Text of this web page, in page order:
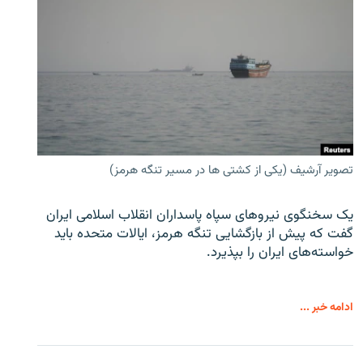
تصویر آرشیف (یکی از کشتی ها در مسیر تنگه هرمز)
یک سخنگوی نیروهای سپاه پاسداران انقلاب اسلامی ایران
گفت که پیش از بازگشایی تنگه هرمز، ایالات متحده باید
خواسته‌های ایران را بپذیرد.
ادامه خبر ...